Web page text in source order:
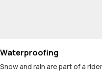
Waterproofing
Snow and rain are part of a